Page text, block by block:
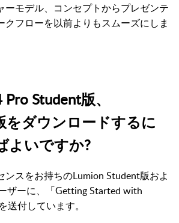
ーモデル、コンセプトからプレゼンテ
クフローを以前よりもスムーズにしま
Student版、
をダウンロードするに
よいですか?
ンスをお持ちのLumion Student版およ
ザーに、「Getting Started with
送付しています。